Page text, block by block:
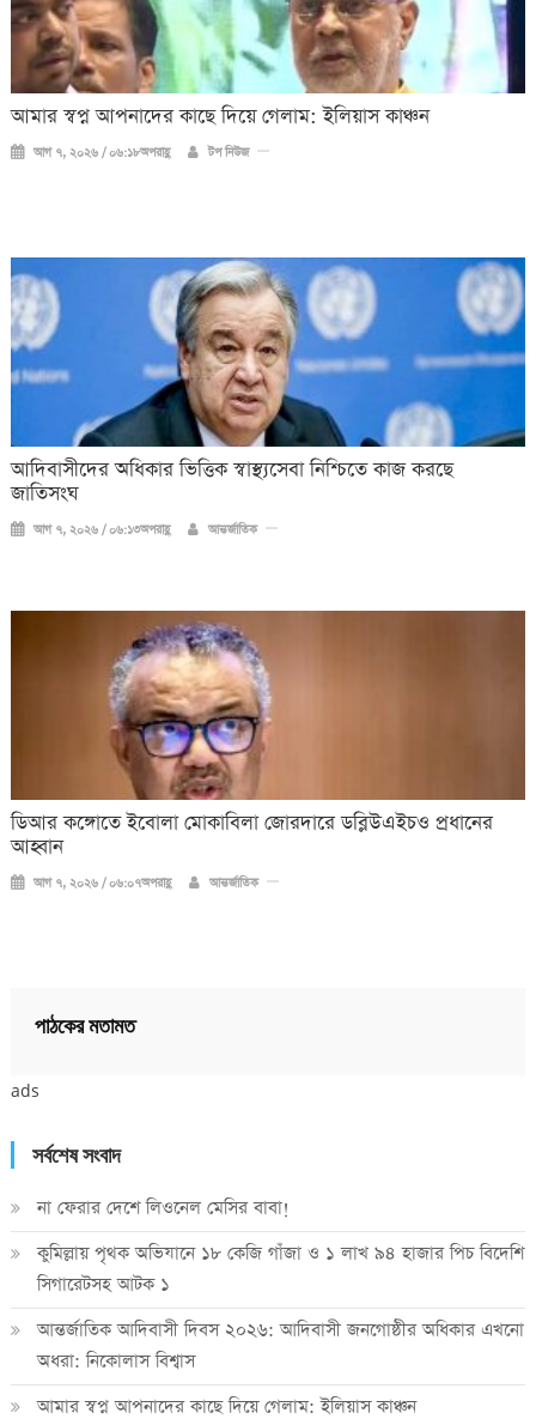
আমার স্বপ্ন আপনাদের কাছে দিয়ে গেলাম: ইলিয়াস কাঞ্চন
আগ ৭, ২০২৬ / ০৬:১৮অপরাহ্ণ টপ নিউজ
আদিবাসীদের অধিকার ভিত্তিক স্বাস্থ্যসেবা নিশ্চিতে কাজ করছে
জাতিসংঘ
আগ ৭, ২০২৬ / ০৬:১৩অপরাহ্ণ আন্তর্জাতিক
ডিআর কঙ্গোতে ইবোলা মোকাবিলা জোরদারে ডব্লিউএইচও প্রধানের
আহ্বান
আগ ৭, ২০২৬ / ০৬:০৭অপরাহ্ণ আন্তর্জাতিক
পাঠকের মতামত
ads
সর্বশেষ সংবাদ
না ফেরার দেশে লিওনেল মেসির বাবা!
কুমিল্লায় পৃথক অভিযানে ১৮ কেজি গাঁজা ও ১ লাখ ৯৪ হাজার পিচ বিদেশি
সিগারেটসহ আটক ১
আন্তর্জাতিক আদিবাসী দিবস ২০২৬: আদিবাসী জনগোষ্ঠীর অধিকার এখনো
অধরা: নিকোলাস বিশ্বাস
আমার স্বপ্ন আপনাদের কাছে দিয়ে গেলাম: ইলিয়াস কাঞ্চন